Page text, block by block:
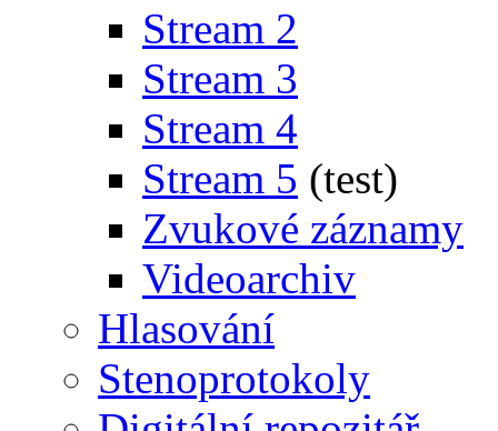
Stream 2
Stream 3
Stream 4
Stream 5 (test)
Zvukové záznamy
Videoarchiv
Hlasování
Stenoprotokoly